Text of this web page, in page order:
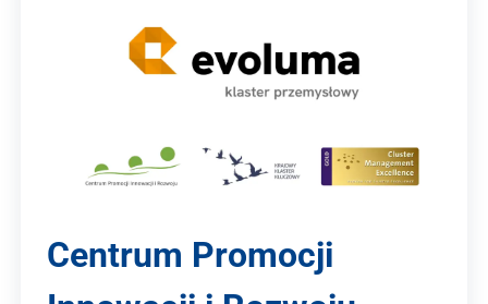
Centrum Promocji